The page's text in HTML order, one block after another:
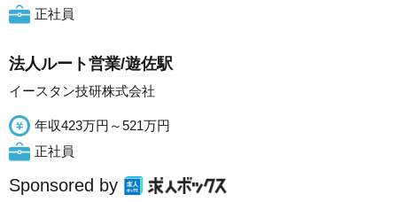
正社員
法人ルート営業/遊佐駅
イースタン技研株式会社
年収423万円～521万円
正社員
Sponsored by